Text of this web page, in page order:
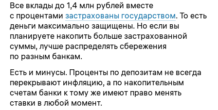
Все вклады до 1,4 млн рублей вместе
с процентами застрахованы государством. То есть
деньги максимально защищены. Но если вы
планируете накопить больше застрахованной
суммы, лучше распределять сбережения
по разным банкам.
Есть и минусы. Проценты по депозитам не всегда
перекрывают инфляцию, а по накопительным
счетам банки к тому же имеют право менять
ставки в любой момент.